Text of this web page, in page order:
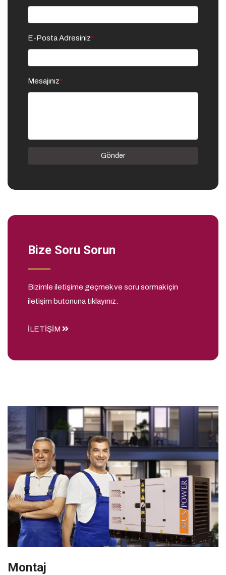
E-Posta Adresiniz*
Mesajınız*
Gönder
Bize Soru Sorun
Bizimle iletişime geçmek ve soru sormak için
iletişim butonuna tıklayınız.
İLETİŞİM
Montaj